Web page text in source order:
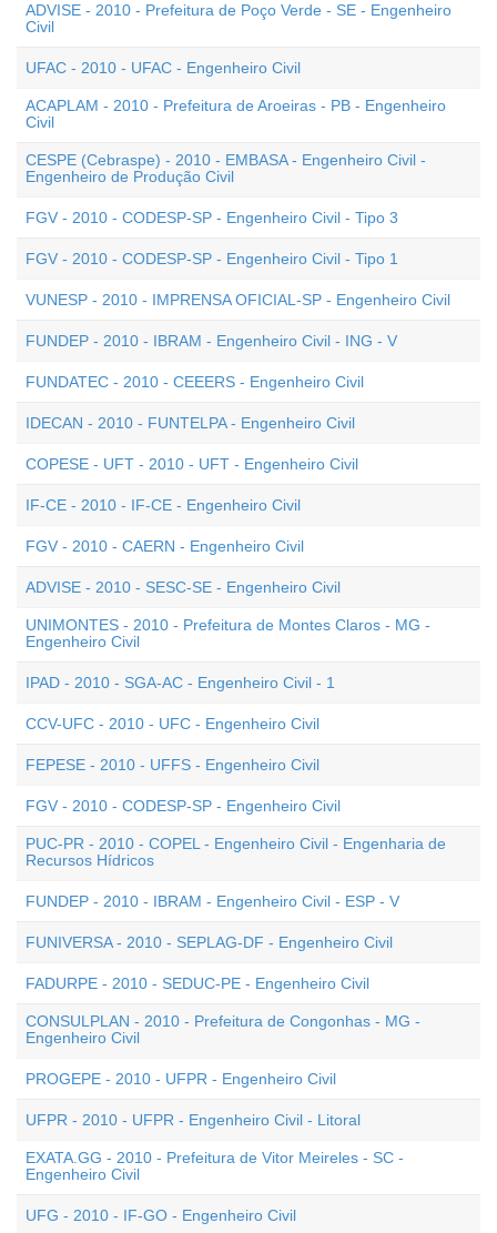
ADVISE - 2010 - Prefeitura de Poço Verde - SE - Engenheiro
Civil
UFAC - 2010 - UFAC - Engenheiro Civil
ACAPLAM - 2010 - Prefeitura de Aroeiras - PB - Engenheiro
Civil
CESPE (Cebraspe) - 2010 - EMBASA - Engenheiro Civil -
Engenheiro de Produção Civil
FGV - 2010 - CODESP-SP - Engenheiro Civil - Tipo 3
FGV - 2010 - CODESP-SP - Engenheiro Civil - Tipo 1
VUNESP - 2010 - IMPRENSA OFICIAL-SP - Engenheiro Civil
FUNDEP - 2010 - IBRAM - Engenheiro Civil - ING - V
FUNDATEC - 2010 - CEEERS - Engenheiro Civil
IDECAN - 2010 - FUNTELPA - Engenheiro Civil
COPESE - UFT - 2010 - UFT - Engenheiro Civil
IF-CE - 2010 - IF-CE - Engenheiro Civil
FGV - 2010 - CAERN - Engenheiro Civil
ADVISE - 2010 - SESC-SE - Engenheiro Civil
UNIMONTES - 2010 - Prefeitura de Montes Claros - MG -
Engenheiro Civil
IPAD - 2010 - SGA-AC - Engenheiro Civil - 1
CCV-UFC - 2010 - UFC - Engenheiro Civil
FEPESE - 2010 - UFFS - Engenheiro Civil
FGV - 2010 - CODESP-SP - Engenheiro Civil
PUC-PR - 2010 - COPEL - Engenheiro Civil - Engenharia de
Recursos Hídricos
FUNDEP - 2010 - IBRAM - Engenheiro Civil - ESP - V
FUNIVERSA - 2010 - SEPLAG-DF - Engenheiro Civil
FADURPE - 2010 - SEDUC-PE - Engenheiro Civil
CONSULPLAN - 2010 - Prefeitura de Congonhas - MG -
Engenheiro Civil
PROGEPE - 2010 - UFPR - Engenheiro Civil
UFPR - 2010 - UFPR - Engenheiro Civil - Litoral
EXATA.GG - 2010 - Prefeitura de Vitor Meireles - SC -
Engenheiro Civil
UFG - 2010 - IF-GO - Engenheiro Civil